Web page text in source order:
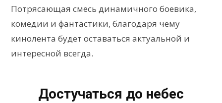
Потрясающая смесь динамичного боевика,
комедии и фантастики, благодаря чему
кинолента будет оставаться актуальной и
интересной всегда.
Достучаться до небес